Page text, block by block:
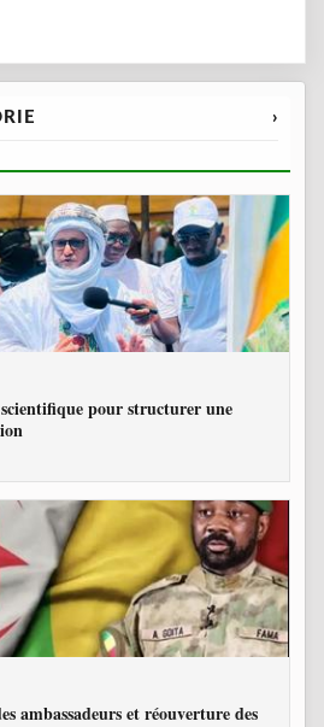
›
pour structurer une
ambassadeurs et réouverture des